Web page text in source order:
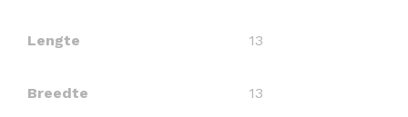
Lengte 13
Breedte 13